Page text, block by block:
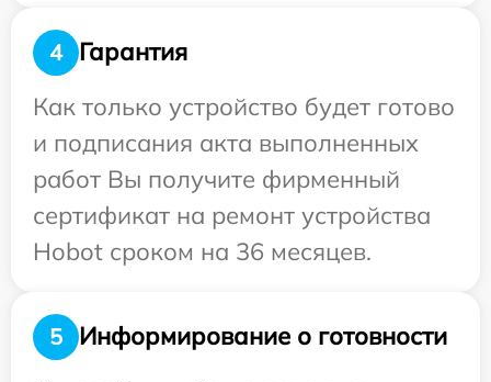
4
Гарантия
Как только устройство будет готово
и подписания акта выполненных
работ Вы получите фирменный
сертификат на ремонт устройства
Hobot сроком на 36 месяцев.
5
Информирование о готовности